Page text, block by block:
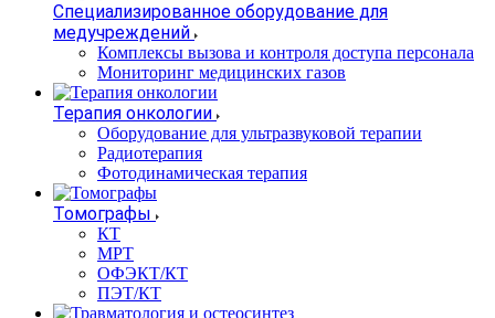
Специализированное оборудование для
медучреждений
Комплексы вызова и контроля доступа персонала
Мониторинг медицинских газов
Терапия онкологии
Оборудование для ультразвуковой терапии
Радиотерапия
Фотодинамическая терапия
Томографы
КТ
МРТ
ОФЭКТ/КТ
ПЭТ/КТ